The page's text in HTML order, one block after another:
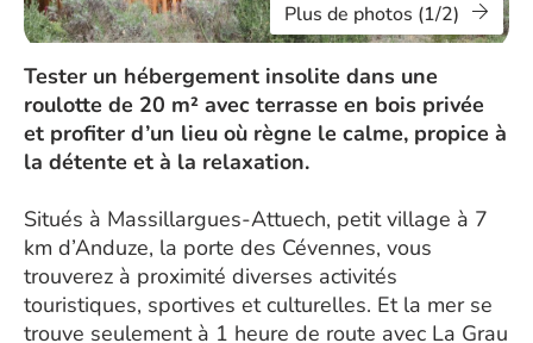
Plus de photos (1/2)
Tester un hébergement insolite dans une
roulotte de 20 m² avec terrasse en bois privée
et profiter d’un lieu où règne le calme, propice à
la détente et à la relaxation.
Situés à Massillargues-Attuech, petit village à 7
km d’Anduze, la porte des Cévennes, vous
trouverez à proximité diverses activités
touristiques, sportives et culturelles. Et la mer se
trouve seulement à 1 heure de route avec La Grau